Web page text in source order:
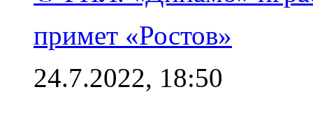
примет «Ростов»
24.7.2022, 18:50